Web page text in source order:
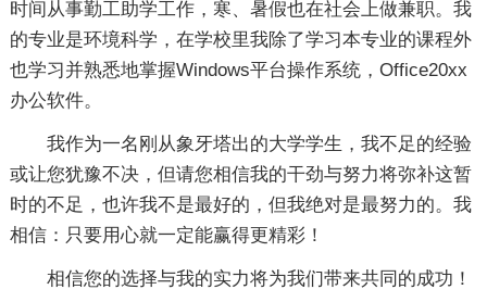
时间从事勤工助学工作，寒、暑假也在社会上做兼职。我
的专业是环境科学，在学校里我除了学习本专业的课程外
也学习并熟悉地掌握Windows平台操作系统，Office20xx
办公软件。
我作为一名刚从象牙塔出的大学学生，我不足的经验
或让您犹豫不决，但请您相信我的干劲与努力将弥补这暂
时的不足，也许我不是最好的，但我绝对是最努力的。我
相信：只要用心就一定能赢得更精彩！
相信您的选择与我的实力将为我们带来共同的成功！